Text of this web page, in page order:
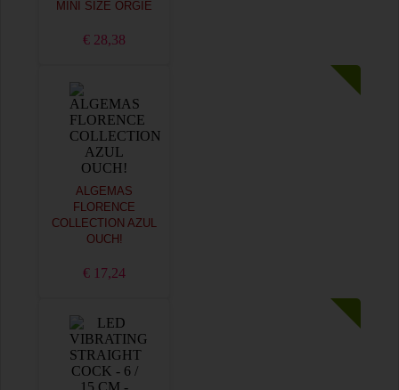
MINI SIZE ORGIE
€ 28,38
ALGEMAS
FLORENCE
COLLECTION AZUL
OUCH!
€ 17,24